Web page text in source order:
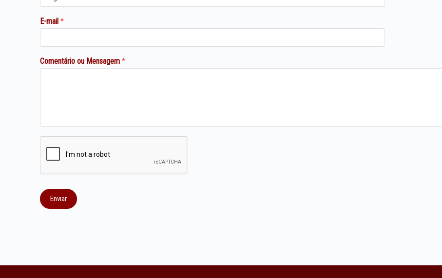
E-mail *
Comentário ou Mensagem *
Enviar